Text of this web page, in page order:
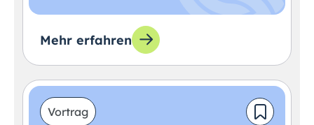
Mehr erfahren
Vortrag